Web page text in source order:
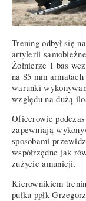
Trening odbył się
artylerii
Żołnierze 1 bas
na 85 mm
warunki
względu na dużą
Oficerowie
zapewniają
sposobami
współrzędne jak
zużycie amunicji.
Kierownikiem
pułku ppłk